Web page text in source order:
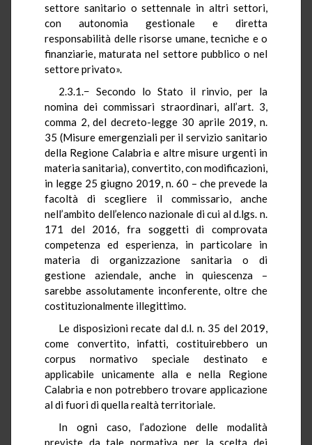
settore sanitario o settennale in altri settori,
con autonomia gestionale e diretta
responsabilità delle risorse umane, tecniche e o
finanziarie, maturata nel settore pubblico o nel
settore privato».
2.3.1.− Secondo lo Stato il rinvio, per la
nomina dei commissari straordinari, all’art. 3,
comma 2, del decreto-legge 30 aprile 2019, n.
35 (Misure emergenziali per il servizio sanitario
della Regione Calabria e altre misure urgenti in
materia sanitaria), convertito, con modificazioni,
in legge 25 giugno 2019, n. 60 – che prevede la
facoltà di scegliere il commissario, anche
nell’ambito dell’elenco nazionale di cui al d.lgs. n.
171 del 2016, fra soggetti di comprovata
competenza ed esperienza, in particolare in
materia di organizzazione sanitaria o di
gestione aziendale, anche in quiescenza –
sarebbe assolutamente inconferente, oltre che
costituzionalmente illegittimo.
Le disposizioni recate dal d.l. n. 35 del 2019,
come convertito, infatti, costituirebbero un
corpus normativo speciale destinato e
applicabile unicamente alla e nella Regione
Calabria e non potrebbero trovare applicazione
al di fuori di quella realtà territoriale.
In ogni caso, l’adozione delle modalità
previste da tale normativa per la scelta dei